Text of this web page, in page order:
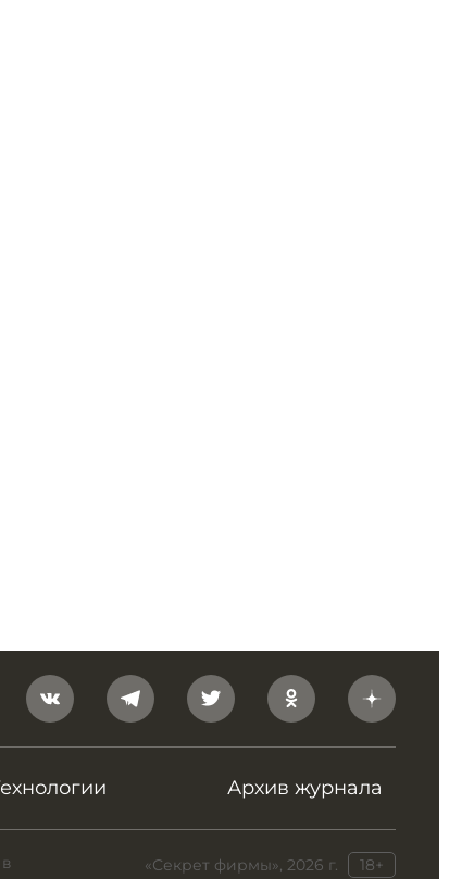
Архив журнала
«Секрет фирмы», 2026 г. 18+